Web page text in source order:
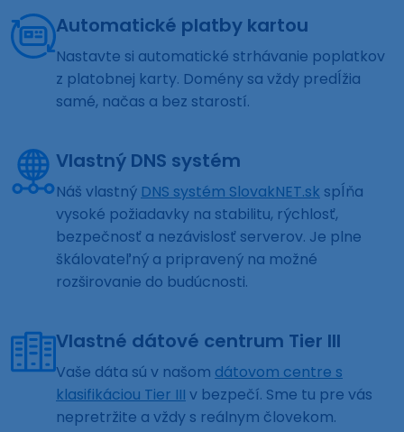
Automatické platby kartou
Nastavte si automatické strhávanie poplatkov
z platobnej karty. Domény sa vždy predĺžia
samé, načas a bez starostí.
Vlastný DNS systém
Náš vlastný DNS systém SlovakNET.sk spĺňa
vysoké požiadavky na stabilitu, rýchlosť,
bezpečnosť a nezávislosť serverov. Je plne
škálovateľný a pripravený na možné
rozširovanie do budúcnosti.
Vlastné dátové centrum Tier III
Vaše dáta sú v našom dátovom centre s
klasifikáciou Tier III v bezpečí. Sme tu pre vás
nepretržite a vždy s reálnym človekom.